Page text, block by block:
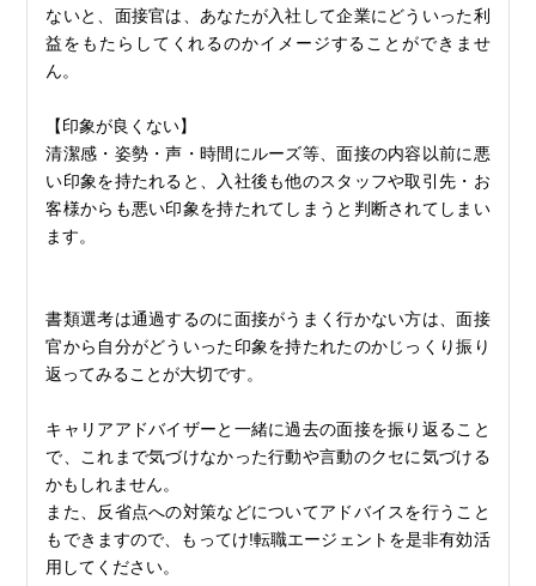
ないと、面接官は、あなたが入社して企業にどういった利
益をもたらしてくれるのかイメージすることができませ
ん。
【印象が良くない】
清潔感・姿勢・声・時間にルーズ等、面接の内容以前に悪
い印象を持たれると、入社後も他のスタッフや取引先・お
客様からも悪い印象を持たれてしまうと判断されてしまい
ます。
書類選考は通過するのに面接がうまく行かない方は、面接
官から自分がどういった印象を持たれたのかじっくり振り
返ってみることが大切です。
キャリアアドバイザーと一緒に過去の面接を振り返ること
で、これまで気づけなかった行動や言動のクセに気づける
かもしれません。
また、反省点への対策などについてアドバイスを行うこと
もできますので、もってけ!転職エージェントを是非有効活
用してください。